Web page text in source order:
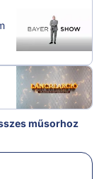
műsorhoz